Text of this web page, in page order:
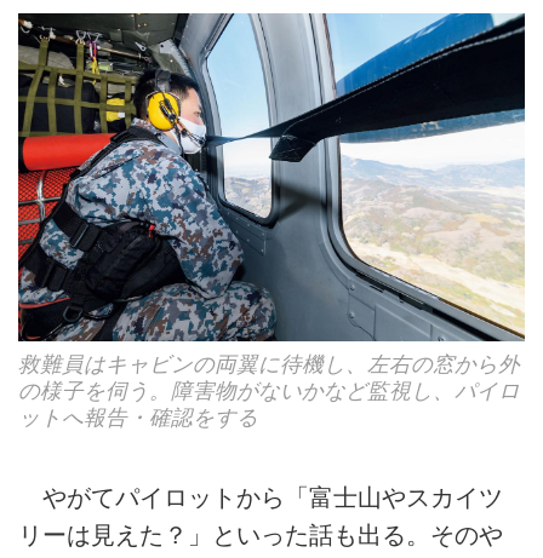
救難員はキャビンの両翼に待機し、左右の窓から外
の様子を伺う。障害物がないかなど監視し、パイロ
ットへ報告・確認をする
やがてパイロットから「富士山やスカイツ
リーは見えた？」といった話も出る。そのや